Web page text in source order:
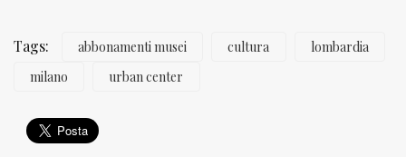
Tags: abbonamenti musei cultura
lombardia
milano
urban center